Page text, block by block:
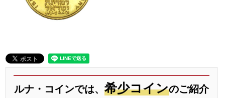
ルナ・コインでは、 希少コインのご紹介